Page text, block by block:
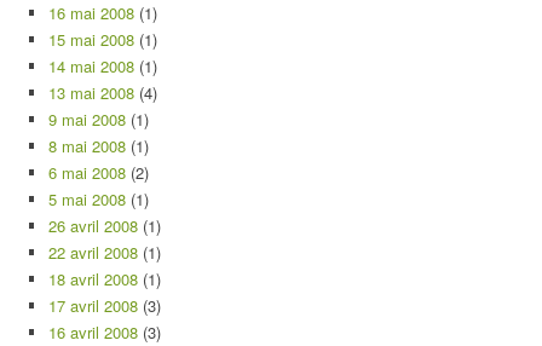
16 mai 2008 (1)
15 mai 2008 (1)
14 mai 2008 (1)
13 mai 2008 (4)
9 mai 2008 (1)
8 mai 2008 (1)
6 mai 2008 (2)
5 mai 2008 (1)
26 avril 2008 (1)
22 avril 2008 (1)
18 avril 2008 (1)
17 avril 2008 (3)
16 avril 2008 (3)